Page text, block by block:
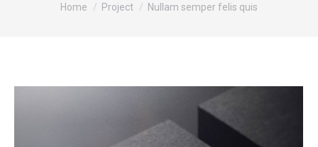
Home Project Nullam semper felis quis